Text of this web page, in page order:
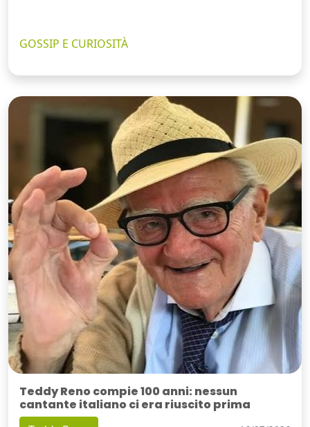
GOSSIP E CURIOSITÀ
Teddy Reno compie 100 anni: nessun
cantante italiano ci era riuscito prima